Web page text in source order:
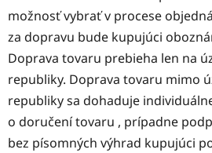
možnosť vybrať v procese
za dopravu bude kupujúci
Doprava tovaru prebieha len na
republiky. Doprava tovaru mimo
republiky sa dohaduje
o doručení tovaru , prípadne
bez písomných výhrad kupujúci